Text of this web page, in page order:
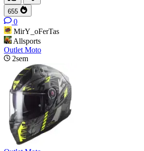
655
0
MirY_oFerTas
Allsports
Outlet Moto
2sem